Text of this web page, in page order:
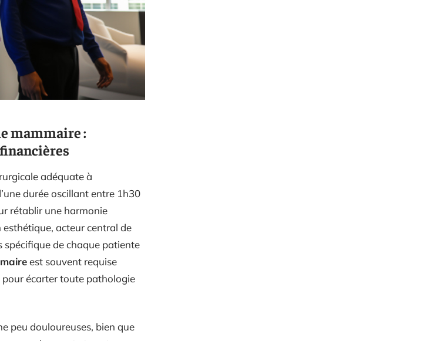
mammaire :
adéquate à
durée oscillant entre 1h30
rétablir une harmonie
acteur central de
de chaque patiente
est souvent requise
écarter toute pathologie
peu douloureuses, bien que